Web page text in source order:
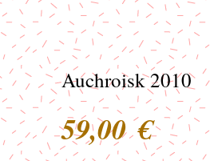
Auchroisk 2010
59,00 €Preis